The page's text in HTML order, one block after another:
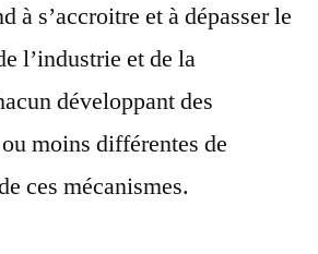
à s’accroitre et à dépasser le
l’industrie et de la
développant des
moins différentes de
ces mécanismes.